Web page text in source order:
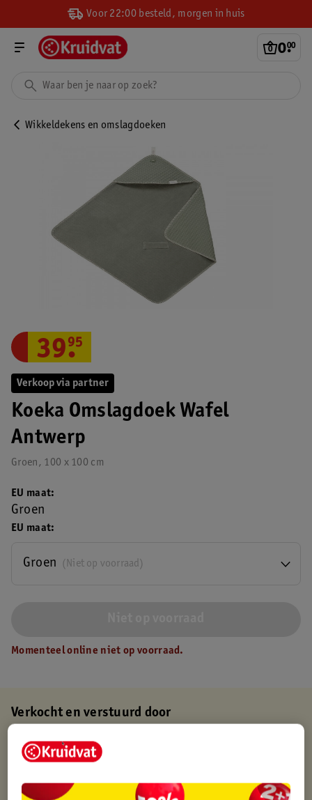
Voor 22:00 besteld, morgen in huis
0.
00
Wikkeldekens en omslagdoeken
Verkoop via partner
Koeka Omslagdoek Wafel
Antwerp
Groen, 100 x 100 cm
39.
95
EU maat
(Niet op voorraad)
Groen
EU maat
Groen
Momenteel online niet op voorraad.
Verkocht en verstuurd door
Binnen 1 werkdag verstuurd
Gratis retourneren via verkooppartner.